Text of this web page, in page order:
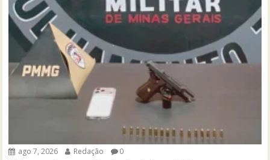
ago 7, 2026 Redação 0